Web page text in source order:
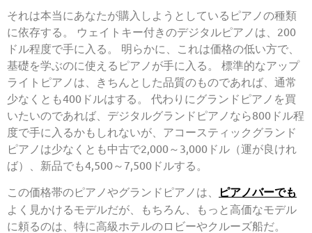
それは本当にあなたが購入しようとしているピアノの種類
に依存する。 ウェイトキー付きのデジタルピアノは、200
ドル程度で手に入る。 明らかに、これは価格の低い方で、
基礎を学ぶのに使えるピアノが手に入る。 標準的なアップ
ライトピアノは、きちんとした品質のものであれば、通常
少なくとも400ドルはする。 代わりにグランドピアノを買
いたいのであれば、デジタルグランドピアノなら800ドル程
度で手に入るかもしれないが、アコースティックグランド
ピアノは少なくとも中古で2,000～3,000ドル（運が良けれ
ば）、新品でも4,500～7,500ドルする。
この価格帯のピアノやグランドピアノは、
ピアノバーでも
よく見かけるモデルだが、もちろん、もっと高価なモデル
に頼るのは、特に高級ホテルのロビーやクルーズ船だ。